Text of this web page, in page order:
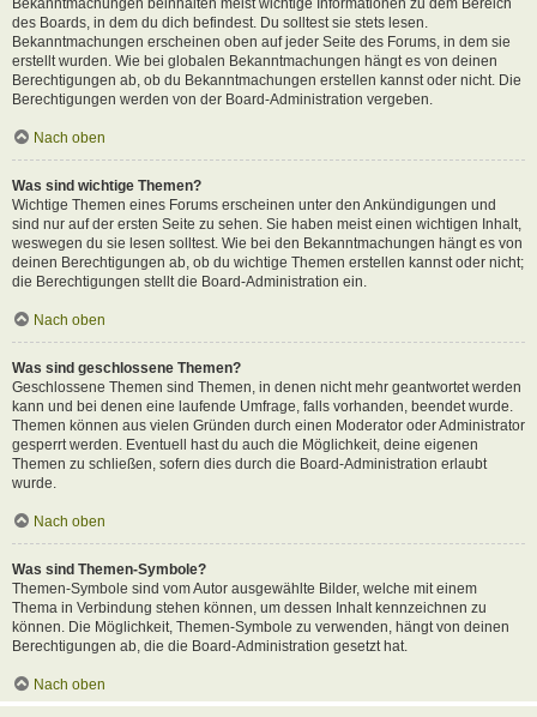
des Boards, in dem du dich befindest. Du solltest sie stets lesen.
Bekanntmachungen erscheinen oben auf jeder Seite des Forums, in dem sie
erstellt wurden. Wie bei globalen Bekanntmachungen hängt es von deinen
Berechtigungen ab, ob du Bekanntmachungen erstellen kannst oder nicht. Die
Berechtigungen werden von der Board-Administration vergeben.
Nach oben
Was sind wichtige Themen?
Wichtige Themen eines Forums erscheinen unter den Ankündigungen und
sind nur auf der ersten Seite zu sehen. Sie haben meist einen wichtigen Inhalt,
weswegen du sie lesen solltest. Wie bei den Bekanntmachungen hängt es von
deinen Berechtigungen ab, ob du wichtige Themen erstellen kannst oder nicht;
die Berechtigungen stellt die Board-Administration ein.
Nach oben
Was sind geschlossene Themen?
Geschlossene Themen sind Themen, in denen nicht mehr geantwortet werden
kann und bei denen eine laufende Umfrage, falls vorhanden, beendet wurde.
Themen können aus vielen Gründen durch einen Moderator oder Administrator
gesperrt werden. Eventuell hast du auch die Möglichkeit, deine eigenen
Themen zu schließen, sofern dies durch die Board-Administration erlaubt
wurde.
Nach oben
Was sind Themen-Symbole?
Themen-Symbole sind vom Autor ausgewählte Bilder, welche mit einem
Thema in Verbindung stehen können, um dessen Inhalt kennzeichnen zu
können. Die Möglichkeit, Themen-Symbole zu verwenden, hängt von deinen
Berechtigungen ab, die die Board-Administration gesetzt hat.
Nach oben